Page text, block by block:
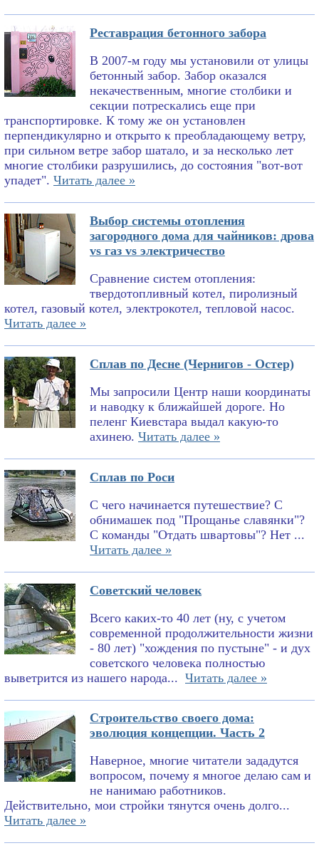
Реставрация бетонного забора
В 2007-м году мы установили от улицы
бетонный забор. Забор оказался
некачественным, многие столбики и
секции потрескались еще при
транспортировке. К тому же он установлен
перпендикулярно и открыто к преобладающему ветру,
при сильном ветре забор шатало, и за несколько лет
многие столбики разрушились, до состояния "вот-вот
упадет". Читать далее »
Выбор системы отопления
загородного дома для чайников: дрова
vs газ vs электричество
Сравнение систем отопления:
твердотопливный котел, пиролизный
котел, газовый котел, электрокотел, тепловой насос.
Читать далее »
Сплав по Десне (Чернигов - Остер)
Мы запросили Центр наши координаты
и наводку к ближайшей дороге. Но
пеленг Киевстара выдал какую-то
ахинею. Читать далее »
Сплав по Роси
С чего начинается путешествие? С
обнимашек под "Прощанье славянки"?
С команды "Отдать швартовы"? Нет ...
Читать далее »
Советский человек
Всего каких-то 40 лет (ну, с учетом
современной продолжительности жизни
- 80 лет) "хождения по пустыне" - и дух
советского человека полностью
выветрится из нашего народа... Читать далее »
Строительство своего дома:
эволюция концепции. Часть 2
Наверное, многие читатели зададутся
вопросом, почему я многое делаю сам и
не нанимаю работников.
Действительно, мои стройки тянутся очень долго...
Читать далее »